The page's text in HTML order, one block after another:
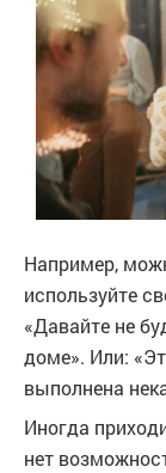
Например,
используйте
«Давайте не
доме». Или:
выполнена
Иногда
нет